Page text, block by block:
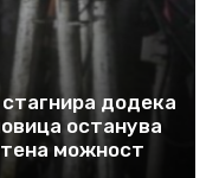
додека
останува
можност